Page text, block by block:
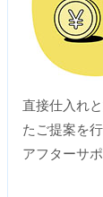
直接仕入れ
たご提案を
アフターサ